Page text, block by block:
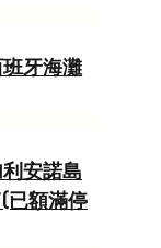
牙海灘
安諾島
額滿停